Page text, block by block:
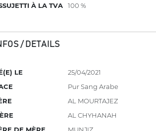
À LA TVA 100 %
/ DETAILS
LE
25/04/2021
Pur Sang Arabe
AL MOURTAJEZ
AL CHYHANAH